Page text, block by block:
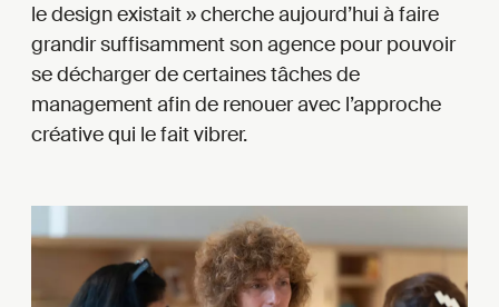
le design existait » cherche aujourd’hui à faire
grandir suffisamment son agence pour pouvoir
se décharger de certaines tâches de
management afin de renouer avec l’approche
créative qui le fait vibrer.